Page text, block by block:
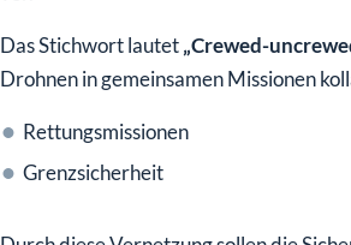
Das Stichwort lautet „Crewed-
Drohnen in gemeinsamen Missionen
Rettungsmissionen
Grenzsicherheit
Durch diese Vernetzung sollen die